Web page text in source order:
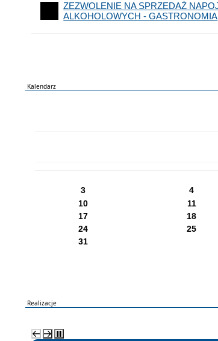
ZEZWOLENIE NA SPRZEDAŻ
ALKOHOLOWYCH - GASTRONOMIA
Kalendarz
3
4
10
11
17
18
24
25
31
Realizacje